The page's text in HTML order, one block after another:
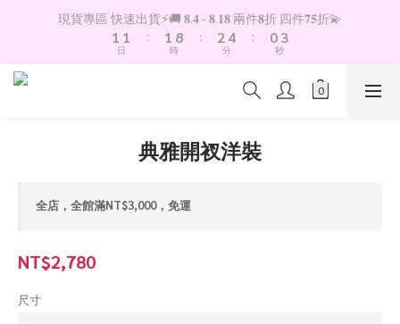
現貨專區 快速出貨⚡️🚚 𝟖.𝟒 - 𝟖.𝟏𝟖 兩件𝟖折 四件𝟕𝟓折💫
2
1
0
2
1
0
日
:
2
1
0
9
8
7
2
時
:
3
2
1
5
4
3
分
:
1
0
4
3
2
0
秒
典雅開衩洋裝
全店，全館滿NT$3,000，免運
NT$2,780
尺寸